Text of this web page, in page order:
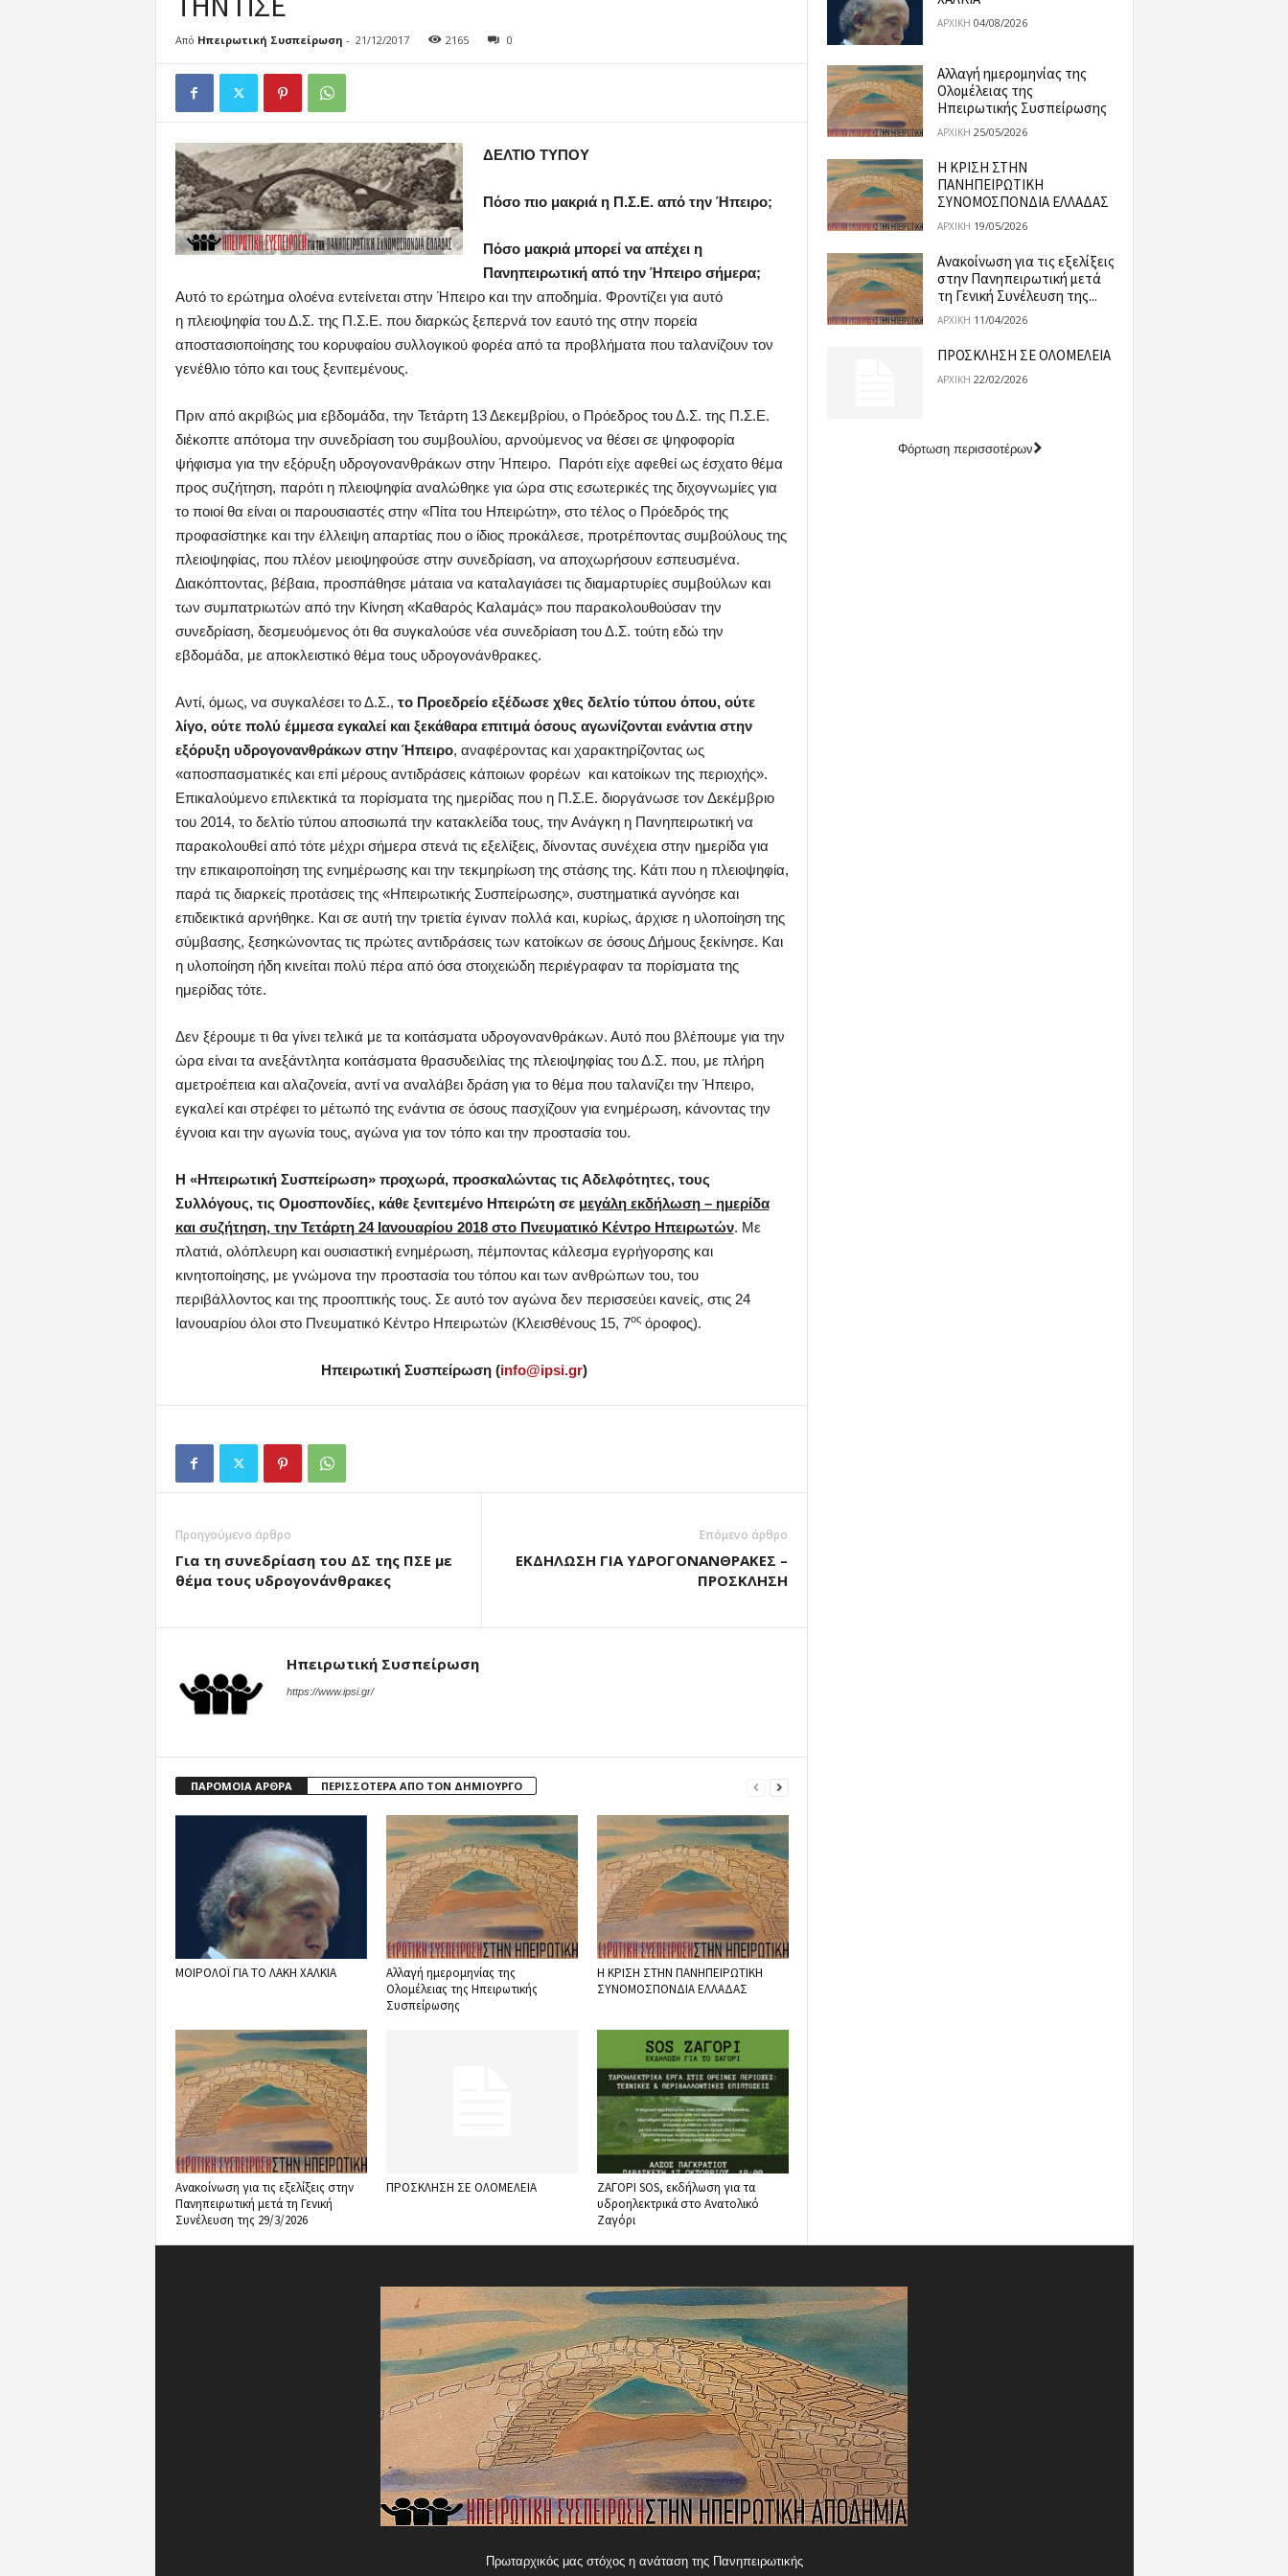
υ
Από Ηπειρωτική Συσπείρωση - 21/12/2017 2165 0
ΔΕΛΤΙΟ ΤΥΠΟΥ
Πόσο πιο μακριά η Π.Σ.Ε. από την Ήπειρο;
Πόσο μακριά μπορεί να απέχει η
Πανηπειρωτική από την Ήπειρο σήμερα;
Αυτό το ερώτημα ολοένα εντείνεται στην Ήπειρο και την αποδημία. Φροντίζει για αυτό
η πλειοψηφία του Δ.Σ. της Π.Σ.Ε. που διαρκώς ξεπερνά τον εαυτό της στην πορεία
αποστασιοποίησης του κορυφαίου συλλογικού φορέα από τα προβλήματα που ταλανίζουν τον
γενέθλιο τόπο και τους ξενιτεμένους.
Πριν από ακριβώς μια εβδομάδα, την Τετάρτη 13 Δεκεμβρίου, ο Πρόεδρος του Δ.Σ. της Π.Σ.Ε.
διέκοπτε απότομα την συνεδρίαση του συμβουλίου, αρνούμενος να θέσει σε ψηφοφορία
ψήφισμα για την εξόρυξη υδρογονανθράκων στην Ήπειρο. Παρότι είχε αφεθεί ως έσχατο θέμα
προς συζήτηση, παρότι η πλειοψηφία αναλώθηκε για ώρα στις εσωτερικές της διχογνωμίες για
το ποιοί θα είναι οι παρουσιαστές στην «Πίτα του Ηπειρώτη», στο τέλος ο Πρόεδρός της
προφασίστηκε και την έλλειψη απαρτίας που ο ίδιος προκάλεσε, προτρέποντας συμβούλους της
πλειοψηφίας, που πλέον μειοψηφούσε στην συνεδρίαση, να αποχωρήσουν εσπευσμένα.
Διακόπτοντας, βέβαια, προσπάθησε μάταια να καταλαγιάσει τις διαμαρτυρίες συμβούλων και
των συμπατριωτών από την Κίνηση «Καθαρός Καλαμάς» που παρακολουθούσαν την
συνεδρίαση, δεσμευόμενος ότι θα συγκαλούσε νέα συνεδρίαση του Δ.Σ. τούτη εδώ την
εβδομάδα, με αποκλειστικό θέμα τους υδρογονάνθρακες.
Αντί, όμως, να συγκαλέσει το Δ.Σ., το Προεδρείο εξέδωσε χθες δελτίο τύπου όπου, ούτε
λίγο, ούτε πολύ έμμεσα εγκαλεί και ξεκάθαρα επιτιμά όσους αγωνίζονται ενάντια στην
εξόρυξη υδρογονανθράκων στην Ήπειρο, αναφέροντας και χαρακτηρίζοντας ως
«αποσπασματικές και επί μέρους αντιδράσεις κάποιων φορέων και κατοίκων της περιοχής».
Επικαλούμενο επιλεκτικά τα πορίσματα της ημερίδας που η Π.Σ.Ε. διοργάνωσε τον Δεκέμβριο
του 2014, το δελτίο τύπου αποσιωπά την κατακλείδα τους, την Ανάγκη η Πανηπειρωτική να
παρακολουθεί από τότε μέχρι σήμερα στενά τις εξελίξεις, δίνοντας συνέχεια στην ημερίδα για
την επικαιροποίηση της ενημέρωσης και την τεκμηρίωση της στάσης της. Κάτι που η πλειοψηφία,
παρά τις διαρκείς προτάσεις της «Ηπειρωτικής Συσπείρωσης», συστηματικά αγνόησε και
επιδεικτικά αρνήθηκε. Και σε αυτή την τριετία έγιναν πολλά και, κυρίως, άρχισε η υλοποίηση της
σύμβασης, ξεσηκώνοντας τις πρώτες αντιδράσεις των κατοίκων σε όσους Δήμους ξεκίνησε. Και
η υλοποίηση ήδη κινείται πολύ πέρα από όσα στοιχειώδη περιέγραφαν τα πορίσματα της
ημερίδας τότε.
Δεν ξέρουμε τι θα γίνει τελικά με τα κοιτάσματα υδρογονανθράκων. Αυτό που βλέπουμε για την
ώρα είναι τα ανεξάντλητα κοιτάσματα θρασυδειλίας της πλειοψηφίας του Δ.Σ. που, με πλήρη
αμετροέπεια και αλαζονεία, αντί να αναλάβει δράση για το θέμα που ταλανίζει την Ήπειρο,
εγκαλεί και στρέφει το μέτωπό της ενάντια σε όσους πασχίζουν για ενημέρωση, κάνοντας την
έγνοια και την αγωνία τους, αγώνα για τον τόπο και την προστασία του.
Η «Ηπειρωτική Συσπείρωση» προχωρά, προσκαλώντας τις Αδελφότητες, τους
Συλλόγους, τις Ομοσπονδίες, κάθε ξενιτεμένο Ηπειρώτη σε μεγάλη εκδήλωση – ημερίδα
και συζήτηση, την Τετάρτη 24 Ιανουαρίου 2018 στο Πνευματικό Κέντρο Ηπειρωτών. Με
πλατιά, ολόπλευρη και ουσιαστική ενημέρωση, πέμποντας κάλεσμα εγρήγορσης και
κινητοποίησης, με γνώμονα την προστασία του τόπου και των ανθρώπων του, του
περιβάλλοντος και της προοπτικής τους. Σε αυτό τον αγώνα δεν περισσεύει κανείς, στις 24
Ιανουαρίου όλοι στο Πνευματικό Κέντρο Ηπειρωτών (Κλεισθένους 15, 7οςόροφος).
Ηπειρωτική Συσπείρωση (info@ipsi.gr)
Προηγούμενο άρθρο
Για τη συνεδρίαση του ΔΣ της ΠΣΕ με
θέμα τους υδρογονάνθρακες
Επόμενο άρθρο
ΕΚΔΗΛΩΣΗ ΓΙΑ ΥΔΡΟΓΟΝΑΝΘΡΑΚΕΣ –
ΠΡΟΣΚΛΗΣΗ
Ηπειρωτική Συσπείρωση
https://www.ipsi.gr/
ΠΑΡΟΜΟΙΑ ΑΡΘΡΑ ΠΕΡΙΣΣΟΤΕΡΑ ΑΠΟ ΤΟΝ ΔΗΜΙΟΥΡΓΟ
ΜΟΙΡΟΛΟΪ ΓΙΑ ΤΟ ΛΑΚΗ ΧΑΛΚΙΑ
Αλλαγή ημερομηνίας της
Ολομέλειας της Ηπειρωτικής
Συσπείρωσης
Η ΚΡΙΣΗ ΣΤΗΝ ΠΑΝΗΠΕΙΡΩΤΙΚΗ
ΣΥΝΟΜΟΣΠΟΝΔΙΑ ΕΛΛΑΔΑΣ
Ανακοίνωση για τις εξελίξεις στην
Πανηπειρωτική μετά τη Γενική
Συνέλευση της 29/3/2026
ΠΡΟΣΚΛΗΣΗ ΣΕ ΟΛΟΜΕΛΕΙΑ
ΖΑΓΟΡΙ SOS, εκδήλωση για τα
υδροηλεκτρικά στο Ανατολικό
Ζαγόρι
ΑΡΧΙΚΉ 04/08/2026
Αλλαγή ημερομηνίας της
Ολομέλειας της
Ηπειρωτικής Συσπείρωσης
ΑΡΧΙΚΉ 25/05/2026
Η ΚΡΙΣΗ ΣΤΗΝ
ΠΑΝΗΠΕΙΡΩΤΙΚΗ
ΣΥΝΟΜΟΣΠΟΝΔΙΑ ΕΛΛΑΔΑΣ
ΑΡΧΙΚΉ 19/05/2026
Ανακοίνωση για τις εξελίξεις
στην Πανηπειρωτική μετά
τη Γενική Συνέλευση της...
ΑΡΧΙΚΉ 11/04/2026
ΠΡΟΣΚΛΗΣΗ ΣΕ ΟΛΟΜΕΛΕΙΑ
ΑΡΧΙΚΉ 22/02/2026
Φόρτωση περισσοτέρων
Πρωταρχικός μας στόχος η ανάταση της Πανηπειρωτικής